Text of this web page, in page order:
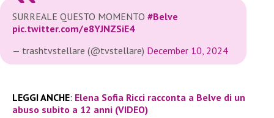
SURREALE QUESTO MOMENTO #Belve
pic.twitter.com/e8YJNZSiE4
— trashtvstellare (@tvstellare) December 10, 2024
LEGGI ANCHE: Elena Sofia Ricci racconta a Belve di un
abuso subito a 12 anni (VIDEO)